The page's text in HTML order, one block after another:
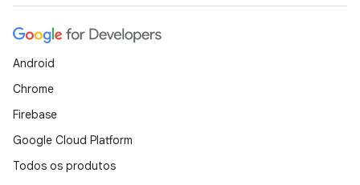
Android
Chrome
Firebase
Google Cloud Platform
Todos os produtos